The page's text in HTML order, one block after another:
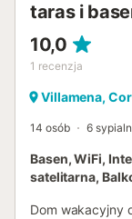
taras i
10,0
1 recenzja
Villamena,
14 osób 6
Basen, WiFi,
satelitarna,
Dom wakacyjny